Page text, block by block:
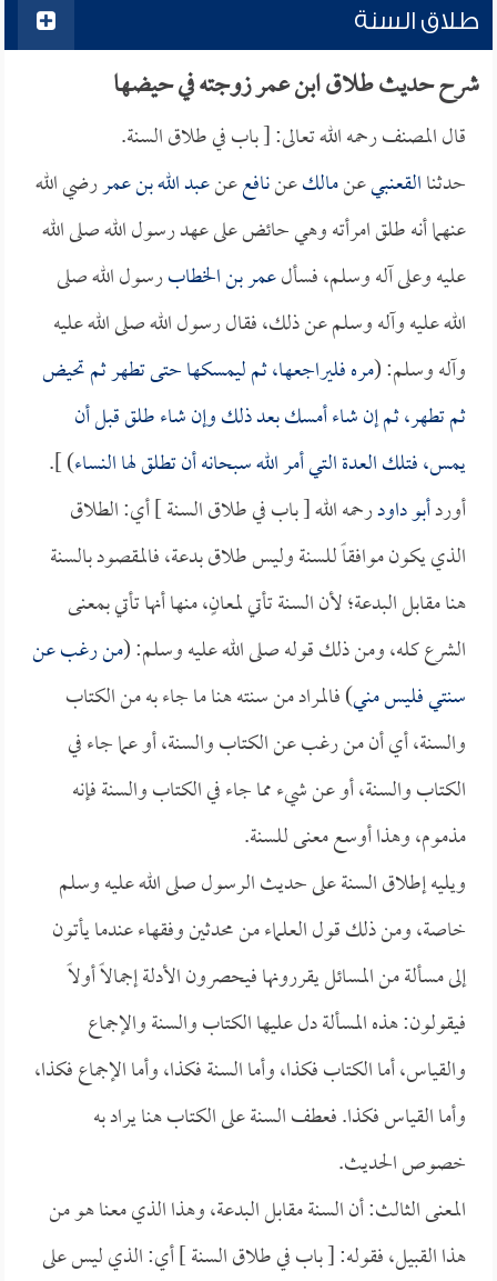
طلاق السنة
شرح حديث طلاق ابن عمر زوجته في حيضها
قال المصنف رحمه الله تعالى: [ باب في طلاق السنة.
حدثناالقعنبيعنمالكعننافععنعبد الله بن عمررضي الله
عنهما أنه طلق امرأته وهي حائض على عهد رسول الله صلى الله
عليه وعلى آله وسلم، فسألعمر بن الخطابرسول الله صلى
الله عليه وآله وسلم عن ذلك، فقال رسول الله صلى الله عليه
وآله وسلم: (مره فليراجعها، ثم ليمسكها حتى تطهر ثم تحيض
ثم تطهر، ثم إن شاء أمسك بعد ذلك وإن شاء طلق قبل أن
يمس، فتلك العدة التي أمر الله سبحانه أن تطلق لها النساء) ].
أوردأبو داودرحمه الله [ باب في طلاق السنة ] أي: الطلاق
الذي يكون موافقاً للسنة وليس طلاق بدعة، فالمقصود بالسنة
هنا مقابل البدعة؛ لأن السنة تأتي لمعانٍ، منها أنها تأتي بمعنى
الشرع كله، ومن ذلك قوله صلى الله عليه وسلم: (من رغب عن
سنتي فليس مني) فالمراد من سنته هنا ما جاء به من الكتاب
والسنة، أي أن من رغب عن الكتاب والسنة، أو عما جاء في
الكتاب والسنة، أو عن شيء مما جاء في الكتاب والسنة فإنه
مذموم، وهذا أوسع معنى للسنة.
ويليه إطلاق السنة على حديث الرسول صلى الله عليه وسلم
خاصة، ومن ذلك قول العلماء من محدثين وفقهاء عندما يأتون
إلى مسألة من المسائل يقررونها فيحصرون الأدلة إجمالاً أولاً
فيقولون: هذه المسألة دل عليها الكتاب والسنة والإجماع
والقياس، أما الكتاب فكذا، وأما السنة فكذا، وأما الإجماع فكذا،
وأما القياس فكذا. فعطف السنة على الكتاب هنا يراد به
خصوص الحديث.
المعنى الثالث: أن السنة مقابل البدعة، وهذا الذي معنا هو من
هذا القبيل، فقوله: [ باب في طلاق السنة ] أي: الذي ليس على